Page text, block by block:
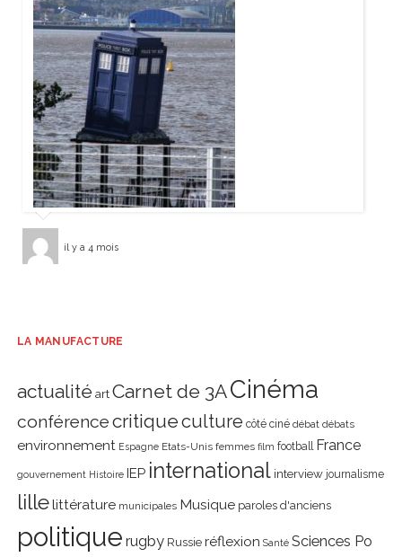
il y a 4 mois
LA MANUFACTURE
actualité art Carnet de 3ACinéma
conférencecritiqueculture côté ciné débat débats
environnement Espagne Etats-Unis femmes film football France
gouvernement Histoire IEP international interview journalisme
lillelittérature municipales Musique paroles d'anciens
politique rugby Russie réflexion Santé Sciences Po